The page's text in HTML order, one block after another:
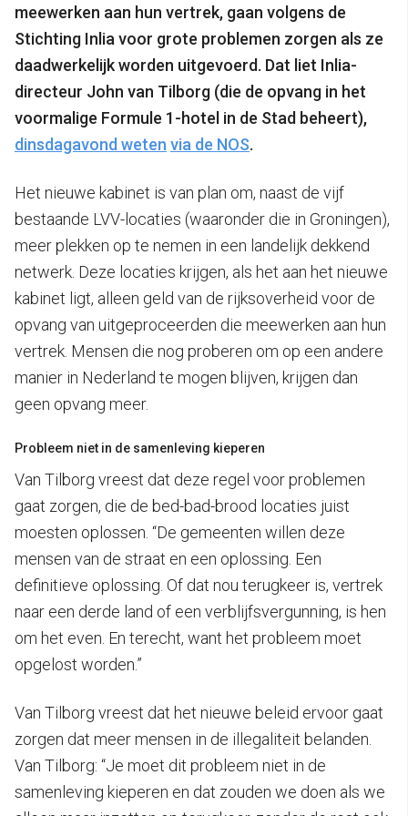
meewerken aan hun vertrek, gaan volgens de
Stichting Inlia voor grote problemen zorgen als ze
daadwerkelijk worden uitgevoerd. Dat liet Inlia-
directeur John van Tilborg (die de opvang in het
voormalige Formule 1-hotel in de Stad beheert),
dinsdagavond weten via de NOS.
Het nieuwe kabinet is van plan om, naast de vijf
bestaande LVV-locaties (waaronder die in Groningen),
meer plekken op te nemen in een landelijk dekkend
netwerk. Deze locaties krijgen, als het aan het nieuwe
kabinet ligt, alleen geld van de rijksoverheid voor de
opvang van uitgeproceerden die meewerken aan hun
vertrek. Mensen die nog proberen om op een andere
manier in Nederland te mogen blijven, krijgen dan
geen opvang meer.
Probleem niet in de samenleving kieperen
Van Tilborg vreest dat deze regel voor problemen
gaat zorgen, die de bed-bad-brood locaties juist
moesten oplossen. “De gemeenten willen deze
mensen van de straat en een oplossing. Een
definitieve oplossing. Of dat nou terugkeer is, vertrek
naar een derde land of een verblijfsvergunning, is hen
om het even. En terecht, want het probleem moet
opgelost worden.”
Van Tilborg vreest dat het nieuwe beleid ervoor gaat
zorgen dat meer mensen in de illegaliteit belanden.
Van Tilborg: “Je moet dit probleem niet in de
samenleving kieperen en dat zouden we doen als we